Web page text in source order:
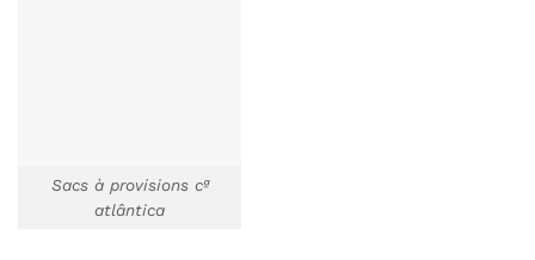
Sacs à provisions cª
atlântica